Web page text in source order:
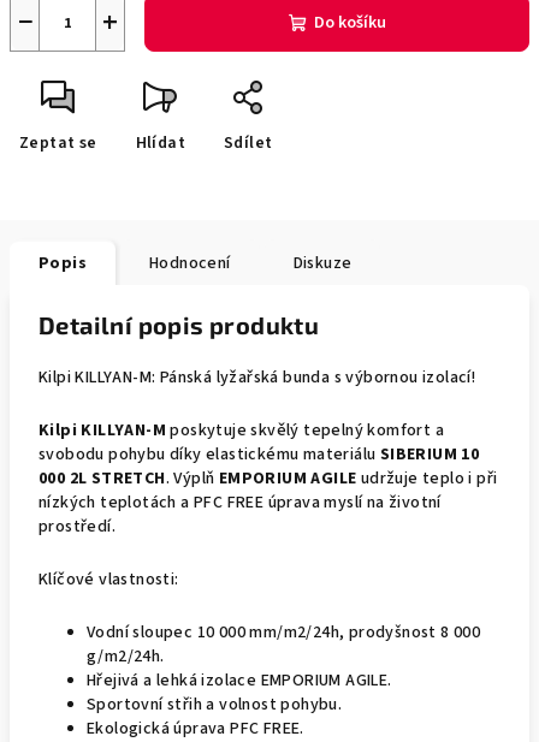
+
− Do košíku
Zeptat se Hlídat Sdílet
Popis Hodnocení Diskuze
Detailní popis produktu
Kilpi KILLYAN-M: Pánská lyžařská bunda s výbornou izolací!
Kilpi KILLYAN-M poskytuje skvělý tepelný komfort a
svobodu pohybu díky elastickému materiálu SIBERIUM 10
000 2L STRETCH. Výplň EMPORIUM AGILE udržuje teplo i při
nízkých teplotách a PFC FREE úprava myslí na životní
prostředí.
Klíčové vlastnosti:
Vodní sloupec 10 000 mm/m2/24h, prodyšnost 8 000
g/m2/24h.
Hřejivá a lehká izolace EMPORIUM AGILE.
Sportovní střih a volnost pohybu.
Ekologická úprava PFC FREE.